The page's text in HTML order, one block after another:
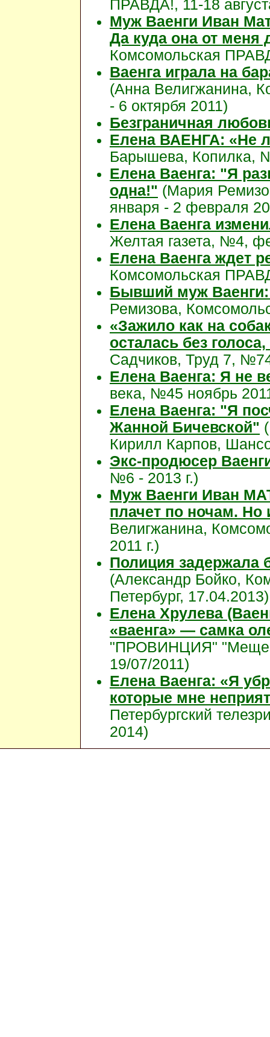
ПРАВДА!, 11-18
Муж Ваенги Иван
Да куда она от меня
Комсомольская
Ваенга играла на
(Анна Велигжанина,
- 6 октярбя 2011)
Безграничная
Елена ВАЕНГА: «Не
Барышева, Копилка,
Елена Ваенга: "Я
одна!" (Мария
января - 2 февраля
Елена Ваенга
Желтая газета, №4,
Елена Ваенга ждет
Комсомольская
Бывший муж
Ремизова,
«Зажило как на
осталась без
Садчиков, Труд 7,
Елена Ваенга: Я не
века, №45 ноябрь
Елена Ваенга: "Я
Жанной Бичевской"
Кирилл Карпов,
Экс-продюсер
№6 - 2013 г.)
Муж Ваенги Иван
плачет по ночам.
Велигжанина,
2011 г.)
Полиция задержала
(Александр Бойко,
Петербург, 17.04.2013)
Елена Хрулева
«ваенга» — самка
"ПРОВИНЦИЯ"
19/07/2011)
Елена Ваенга: «Я
которые мне
Петербургский
2014)